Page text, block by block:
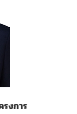
รงการ